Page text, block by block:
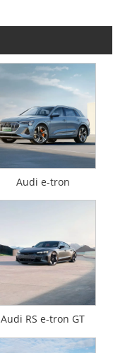
Audi e-tron
Audi RS e-tron GT